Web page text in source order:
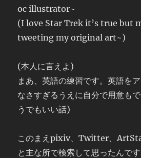
oc illustrator~
(I love Star Trek it’s true but
tweeting my original art~)
(本人に言えよ)
まあ、英語の練習です。英語を
なさすぎるうえに自分で用意も
うでもいい話)
このまえpixiv、Twitter、
と主な所で検索して思ったんで